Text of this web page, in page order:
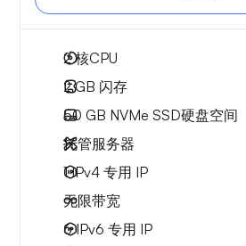
2核CPU
2 GB 闪存
50 GB NVMe SSD硬盘空间
托管服务器
1 IPv4 专用 IP
无限带宽
6 IPv6 专用 IP